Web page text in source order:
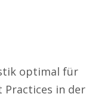
optimal für
Practices in der